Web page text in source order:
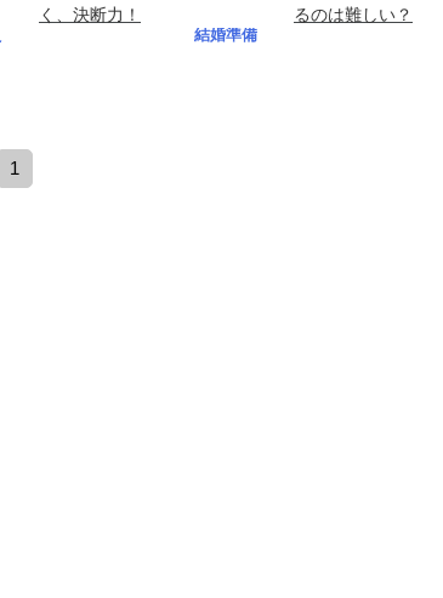
く、決断力！
結婚準備
るのは難しい？
1